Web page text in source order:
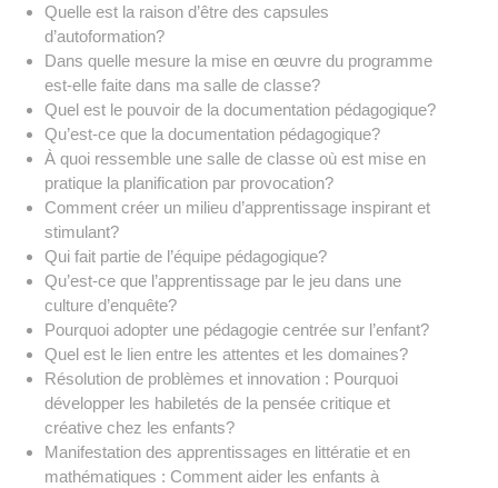
Quelle est la raison d’être des capsules
d’autoformation?
Dans quelle mesure la mise en œuvre du programme
est-elle faite dans ma salle de classe?
Quel est le pouvoir de la documentation pédagogique?
Qu’est-ce que la documentation pédagogique?
À quoi ressemble une salle de classe où est mise en
pratique la planification par provocation?
Comment créer un milieu d’apprentissage inspirant et
stimulant?
Qui fait partie de l’équipe pédagogique?
Qu’est-ce que l’apprentissage par le jeu dans une
culture d’enquête?
Pourquoi adopter une pédagogie centrée sur l’enfant?
Quel est le lien entre les attentes et les domaines?
Résolution de problèmes et innovation : Pourquoi
développer les habiletés de la pensée critique et
créative chez les enfants?
Manifestation des apprentissages en littératie et en
mathématiques : Comment aider les enfants à